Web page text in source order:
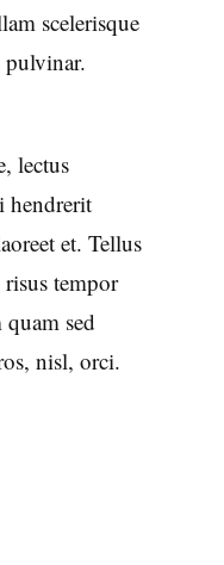
scelerisque
lectus
hendrerit
et. Tellus
tempor
sed
nisl, orci.